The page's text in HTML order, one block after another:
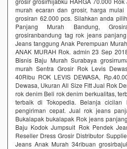
murah ecaran dan grosir, harga
grosiran 62.000 pcs. Silahkan anda
Panjang Murah Bandung,
grosiranbandung tag rok jeans
Jeans tanggung Anak Perempuan
ANAK MURAH Rok. admin 23 Sep
Bisnis Baju Murah Surabaya
murah Sentra Grosir Rok Levis
40Ribu ROK LEVIS DEWASA,
Dewasa, Ukuran All Size Fitt Jual Rok
rok denim Beli rok denim berkualitas,
terbaik di Tokopedia. Belanja
pengiriman cepat. Jual rok jeans
Bukalapak bukalapak Rok jeans
Baju Kodok Jumpsuit Rok Pendek
Reseller Dress Grosir Distributor
Jeans Anak Murah 34ribuan